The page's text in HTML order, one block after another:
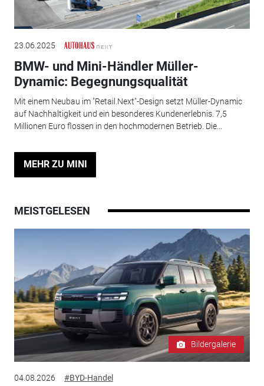
23.06.2025
BMW- und Mini-Händler Müller-
Dynamic: Begegnungsqualität
Mit einem Neubau im "Retail.Next"-Design setzt Müller-Dynamic
auf Nachhaltigkeit und ein besonderes Kundenerlebnis. 7,5
Millionen Euro flossen in den hochmodernen Betrieb. Die...
MEHR ZU MINI
MEISTGELESEN
Bildergalerie
04.08.2026 #BYD-Handel